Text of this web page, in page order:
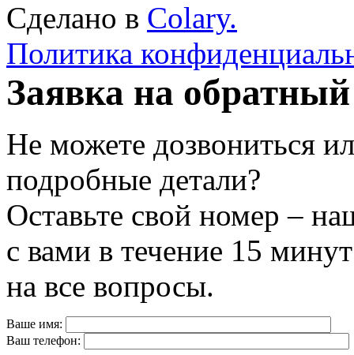
Сделано в Colary.
Политика
Заявка на
Не можете дозвониться
подробные детали?
Оставьте свой номер –
с вами в течение 15
на все вопросы.
Ваше имя:
Ваш телефон: